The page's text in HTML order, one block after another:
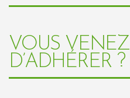
VOUS VENEZ
D’ADHÉRER ?